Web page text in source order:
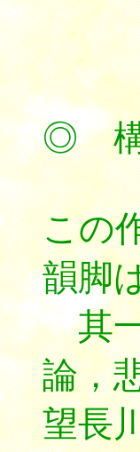
◎ 構
この
韻脚
其一
論，
望長